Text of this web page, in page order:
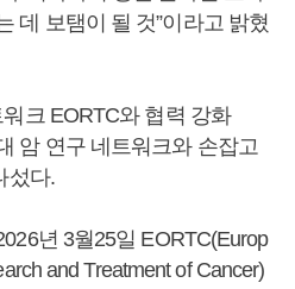
데 보탬이 될 것”이라고 밝혔
크 EORTC와 협력 강화
암 연구 네트워크와 손잡고
섰다.
년 3월25일 EORTC(Europ
and Treatment of Cancer)